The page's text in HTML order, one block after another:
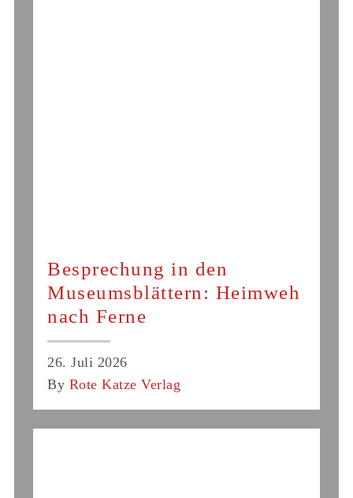
Besprechung in den
Museumsblättern: Heimweh
nach Ferne
26. Juli 2026
By Rote Katze Verlag